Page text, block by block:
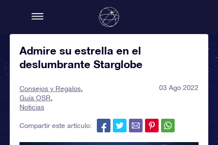
Admire su estrella en el
deslumbrante Starglobe
Consejos y Regalos
Guía OSR
Noticias
03 Ago 2022
Compartir este artículo: